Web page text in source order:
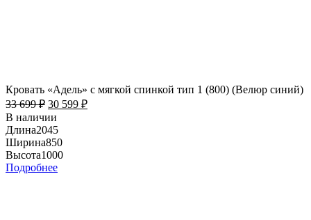
Кровать «Адель» с мягкой спинкой тип 1 (800) (Велюр синий)
33 699₽ 30 599 ₽
В наличии
Длина2045
Ширина850
Высота1000
Подробнее